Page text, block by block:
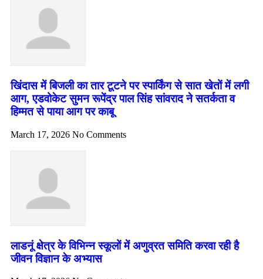
खिंदास में बिजली का तार टूटने पर स्पार्किंग से सात खेतों में लगी
आग, एडवोकेट सुमन रूपेंद्र पाल सिंह सांवराद ने सतर्कता व
हिम्मत से पाया आग पर काबू
March 17, 2026 No Comments
लाडनूं क्षेत्र के विभिन्न स्कूलों में अणुव्रत समिति करवा रही है
जीवन विज्ञान के अभ्यास